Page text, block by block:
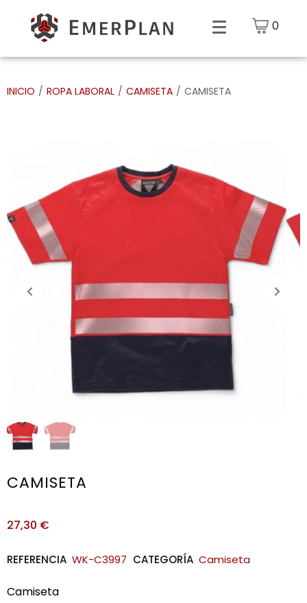
0
INICIO / ROPA LABORAL / CAMISETA / CAMISETA
CAMISETA
27,30 €
REFERENCIA WK-C3997 CATEGORÍA Camiseta
Camiseta